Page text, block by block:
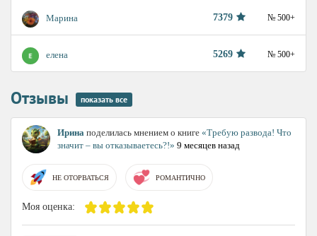
Марина 7379 № 500+
елена 5269 № 500+
Отзывы показать все
Ирина поделилась мнением о книге «Требую развода! Что
значит – вы отказываетесь?!» 9 месяцев назад
НЕ ОТОРВАТЬСЯ РОМАНТИЧНО
Моя оценка: